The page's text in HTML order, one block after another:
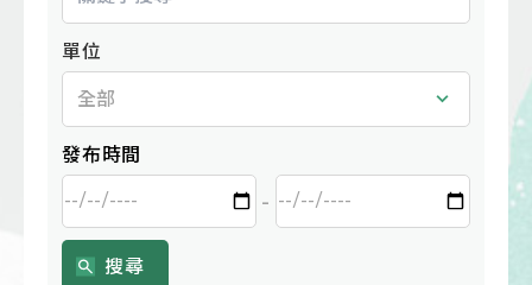
單位
發布時間
-
搜尋